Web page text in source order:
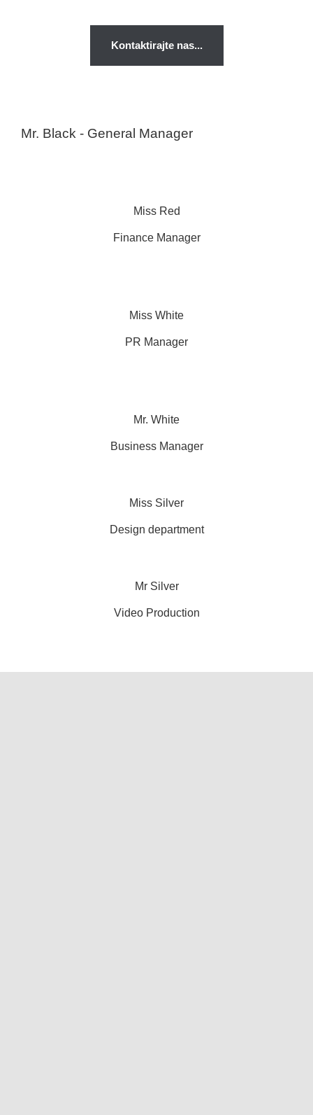
Kontaktirajte nas...
Mr. Black - General Manager
Miss Red
Finance Manager
Miss White
PR Manager
Mr. White
Business Manager
Miss Silver
Design department
Mr Silver
Video Production